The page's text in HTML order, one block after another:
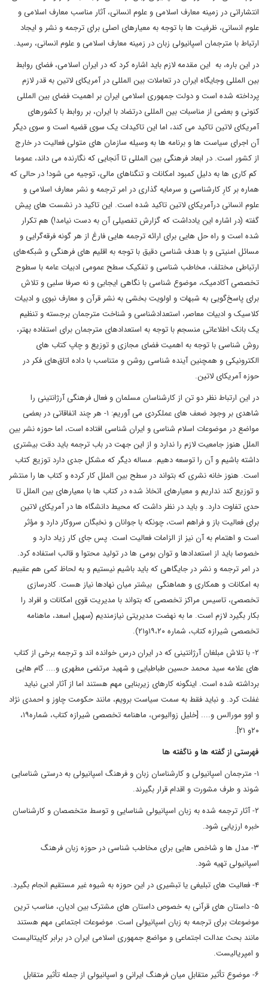
انتشاراتی در زمینه معارف اسلامی و علوم انسانی، آثار مناسب معارف اسلامی و
علوم انسانی، ظرفیت ها با توجه به معیارهای اصلی برای ترجمه و نشر و ایجاد
ارتباط با مترجمان اسپانیولی زبان در زمینه معارف اسلامی و علوم انسانی، رسید.
در این باره، به این مقدمه لازم باید اشاره کرد که در ایران اسلامی، فضای روابط
بین المللی وجایگاه ایران در تعاملات بین المللی در آمریکای لاتین به قدر لازم
پرداخته شده است و دولت جمهوری اسلامی ایران بر اهمیت فضای بین المللی
کنونی و بعضی از مناسبات بین المللی درتضاد با ایران، بر روابط با کشورهای
آمریکای لاتین تاکید می کند، اما این تاکیدات یک سوی قضیه است و سوی دیگر
آن اجرای سیاست ها و برنامه ها به وسیله سازمان های متولی فعالیت در خارج
از کشور است. در ابعاد فرهنگی بین المللی تا آنجایی که نگارنده می داند، عموما
کم کاری ها به دلیل کمبود امکانات و تنگناهای مالی، توجیه می شود! در حالی که
هماره بر کارِ کارشناسی و سرمایه گذاری در امر ترجمه و نشر معارف اسلامی و
علوم انسانی درآمریکای لاتین تاکید شده است. این تاکید در نشست های پیش
گفته (در اشاره این یادداشت که گزارش تفصیلی آن به دست نیامد!) هم تکرار
شده است و راه حل هایی برای ارائه ترجمه هایی فارغ از هر گونه فرقه‌گرایی و
مسائل امنیتی و با هدف شناسی دقیق با توجه به اقلیم های فرهنگی و شبکه‌های
ارتباطی مختلف، مخاطب شناسی و تفکیک سطح عمومی ادبیات عامه با سطوح
تخصصی آکادمیک، موضوع شناسی با نگاهی ایجابی و نه صرفا سلبی و تلاش
برای پاسخ‌گویی به شبهات و اولویت بخشی به نشر قرآن و معارف نبوی و ادبیات
کلاسیک و ادبیات معاصر، استعدادشناسی و شناخت مترجمان برجسته و تنظیم
یک بانک اطلاعاتی منسجم با توجه به استعدادهای مترجمان برای استفاده بهتر،
روش شناسی با توجه به اهمیت فضای مجازی و توزیع و چاپ کتاب های
الکترونیکی و همچنین آینده شناسی روشن و متناسب با داده اتاق‌های فکر در
حوزه‌ آمریکای لاتین.
در این ارتباط نظر دو تن از کارشناسان مسلمان و فعال فرهنگی آرژانتینی را
شاهدی بر وجود ضعف های عملکردی می آوریم: ۱- هر چند اتفاقاتی در بعضی
مواضع در موضوعات اسلام شناسی و ایران شناسی افتاده است، اما حوزه نشر بین
الملل هنوز جامعیت لازم را ندارد و از این جهت در باب ترجمه باید دقت بیشتری
داشته باشیم و آن را توسعه دهیم. مساله دیگر که مشکل جدی دارد توزیع کتاب
است. هنوز خانه نشری که بتواند در سطح بین الملل کار کرده و کتاب ها را منتشر
و توزیع کند نداریم و معیارهای اتخاذ شده در کتاب ها با معیارهای بین الملل تا
حدی تفاوت دارد. و باید در نظر داشت که محیط دانشگاه ها در آمریکای لاتین
برای فعالیت باز و فراهم است، چونکه با جوانان و نخبگان سروکار دارد و مؤثر
است و اهتمام به آن نیز از الزامات فعالیت است. پس جای کار زیاد دارد و
خصوصا باید از استعدادها و توان بومی ها در تولید محتوا و قالب استفاده کرد.
در امر ترجمه و نشر در جایگاهی که باید باشیم نیستیم و به لحاظ کمی هم عقبیم.
به امکانات و همکاری و هماهنگی بیشتر میان نهادها نیاز هست. کادرسازی
تخصصی، تاسیس مراکز تخصصی که بتواند با مدیریت قوی امکانات و افراد را
بکار بگیرد لازم است. ما به نهضت مدیریتی نیازمندیم (سهیل اسعد، ماهنامه
تخصصی شیرازه کتاب، شماره ۱۹،۲۰و۲۱).
۲- با تلاش مبلغان آرژانتینی که در ایران درس خوانده اند و ترجمه برخی از کتاب
های علامه سید محمد حسین طباطبایی و شهید مرتضی مطهری و.... گام هایی
برداشته شده است. اینگونه کارهای زیربنایی مهم هستند اما از آثار ادبی نباید
غفلت کرد. و نباید فقط به سمت سیاست برویم، مانند حکومت چاوز و احمدی نژاد
و اوو مورالس و.... [خلیل زوالیوس، ماهنامه تخصصی شیرازه کتاب، شماره۱۹،
۲۰و ۲۱].
فهرستی از گفته ها و ناگفته ها
۱- مترجمان اسپانیولی و کارشناسان زبان و فرهنگ اسپانیولی به درستی شناسایی
شوند و طرف مشورت و اقدام قرار بگیرند.
۲- آثار ترجمه شده به زبان اسپانیولی شناسایی و توسط متخصصان و کارشناسان
خبره ارزیابی شود.
۳- مدل ها و شاخص هایی برای مخاطب شناسی در حوزه زبان فرهنگ
اسپانیولی تهیه شود.
۴- فعالیت های تبلیغی یا تبشیری در این حوزه به شیوه غیر مستقیم انجام بگیرد.
۵- داستان های قرآنی به خصوص داستان های مشترک بین ادیان، مناسب ترین
موضوعات برای ترجمه به زبان اسپانیولی است. موضوعات اجتماعی مهم هستند
مانند بحث عدالت اجتماعی و مواضع جمهوری اسلامی ایران در برابر کاپیتالیست
و امپریالیست.
۶- موضوع تأثیر متقابل میان فرهنگ ایرانی و اسپانیولی از جمله تأثیر متقابل